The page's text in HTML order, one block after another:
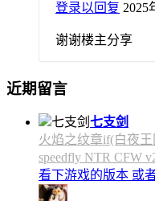
登录以回复 2025
谢谢楼主分享
近期留言
七支剑
火焰之纹章if(白夜
speedfly NTR CFW
看下游戏的版本 或